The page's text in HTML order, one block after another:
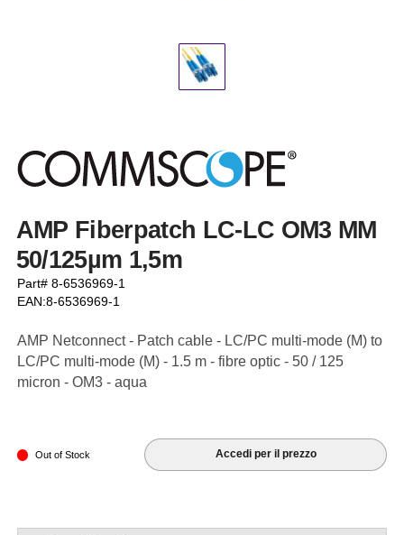
AMP Fiberpatch LC-LC OM3 MM
50/125µm 1,5m
Part# 8-6536969-1
EAN:8-6536969-1
AMP Netconnect - Patch cable - LC/PC multi-mode (M) to
LC/PC multi-mode (M) - 1.5 m - fibre optic - 50 / 125
micron - OM3 - aqua
Out of Stock Accedi per il prezzo